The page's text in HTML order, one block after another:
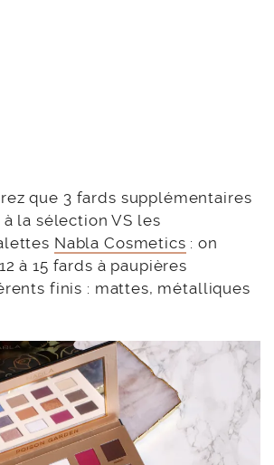
la sélection VS les
Nabla Cosmetics
: on
à 15 fards à paupières
finis : mattes, métalliques